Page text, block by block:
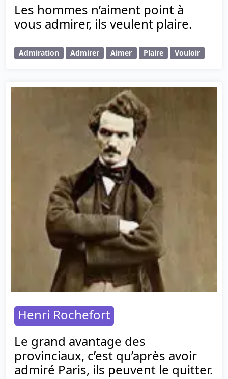
Les hommes n’aiment point à
vous admirer, ils veulent plaire.
Admiration Admirer Aimer Plaire Vouloir
Henri Rochefort
Le grand avantage des
provinciaux, c’est qu’après avoir
admiré Paris, ils peuvent le quitter.